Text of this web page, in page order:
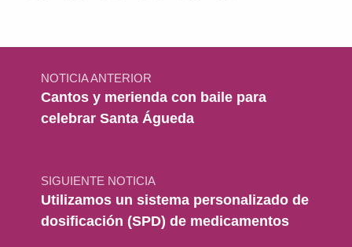
Navegación de entradas
NOTICIA ANTERIOR
Cantos y merienda con baile para
celebrar Santa Águeda
SIGUIENTE NOTICIA
Utilizamos un sistema personalizado de
dosificación (SPD) de medicamentos